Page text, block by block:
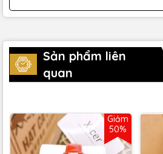
Sản phẩm liên
quan
Giảm
50%